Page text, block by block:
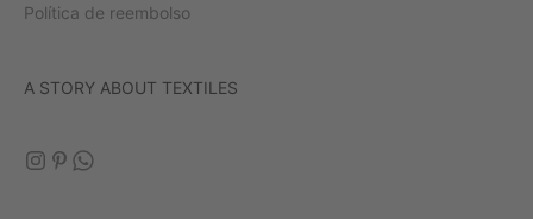
Política de reembolso
A STORY ABOUT TEXTILES